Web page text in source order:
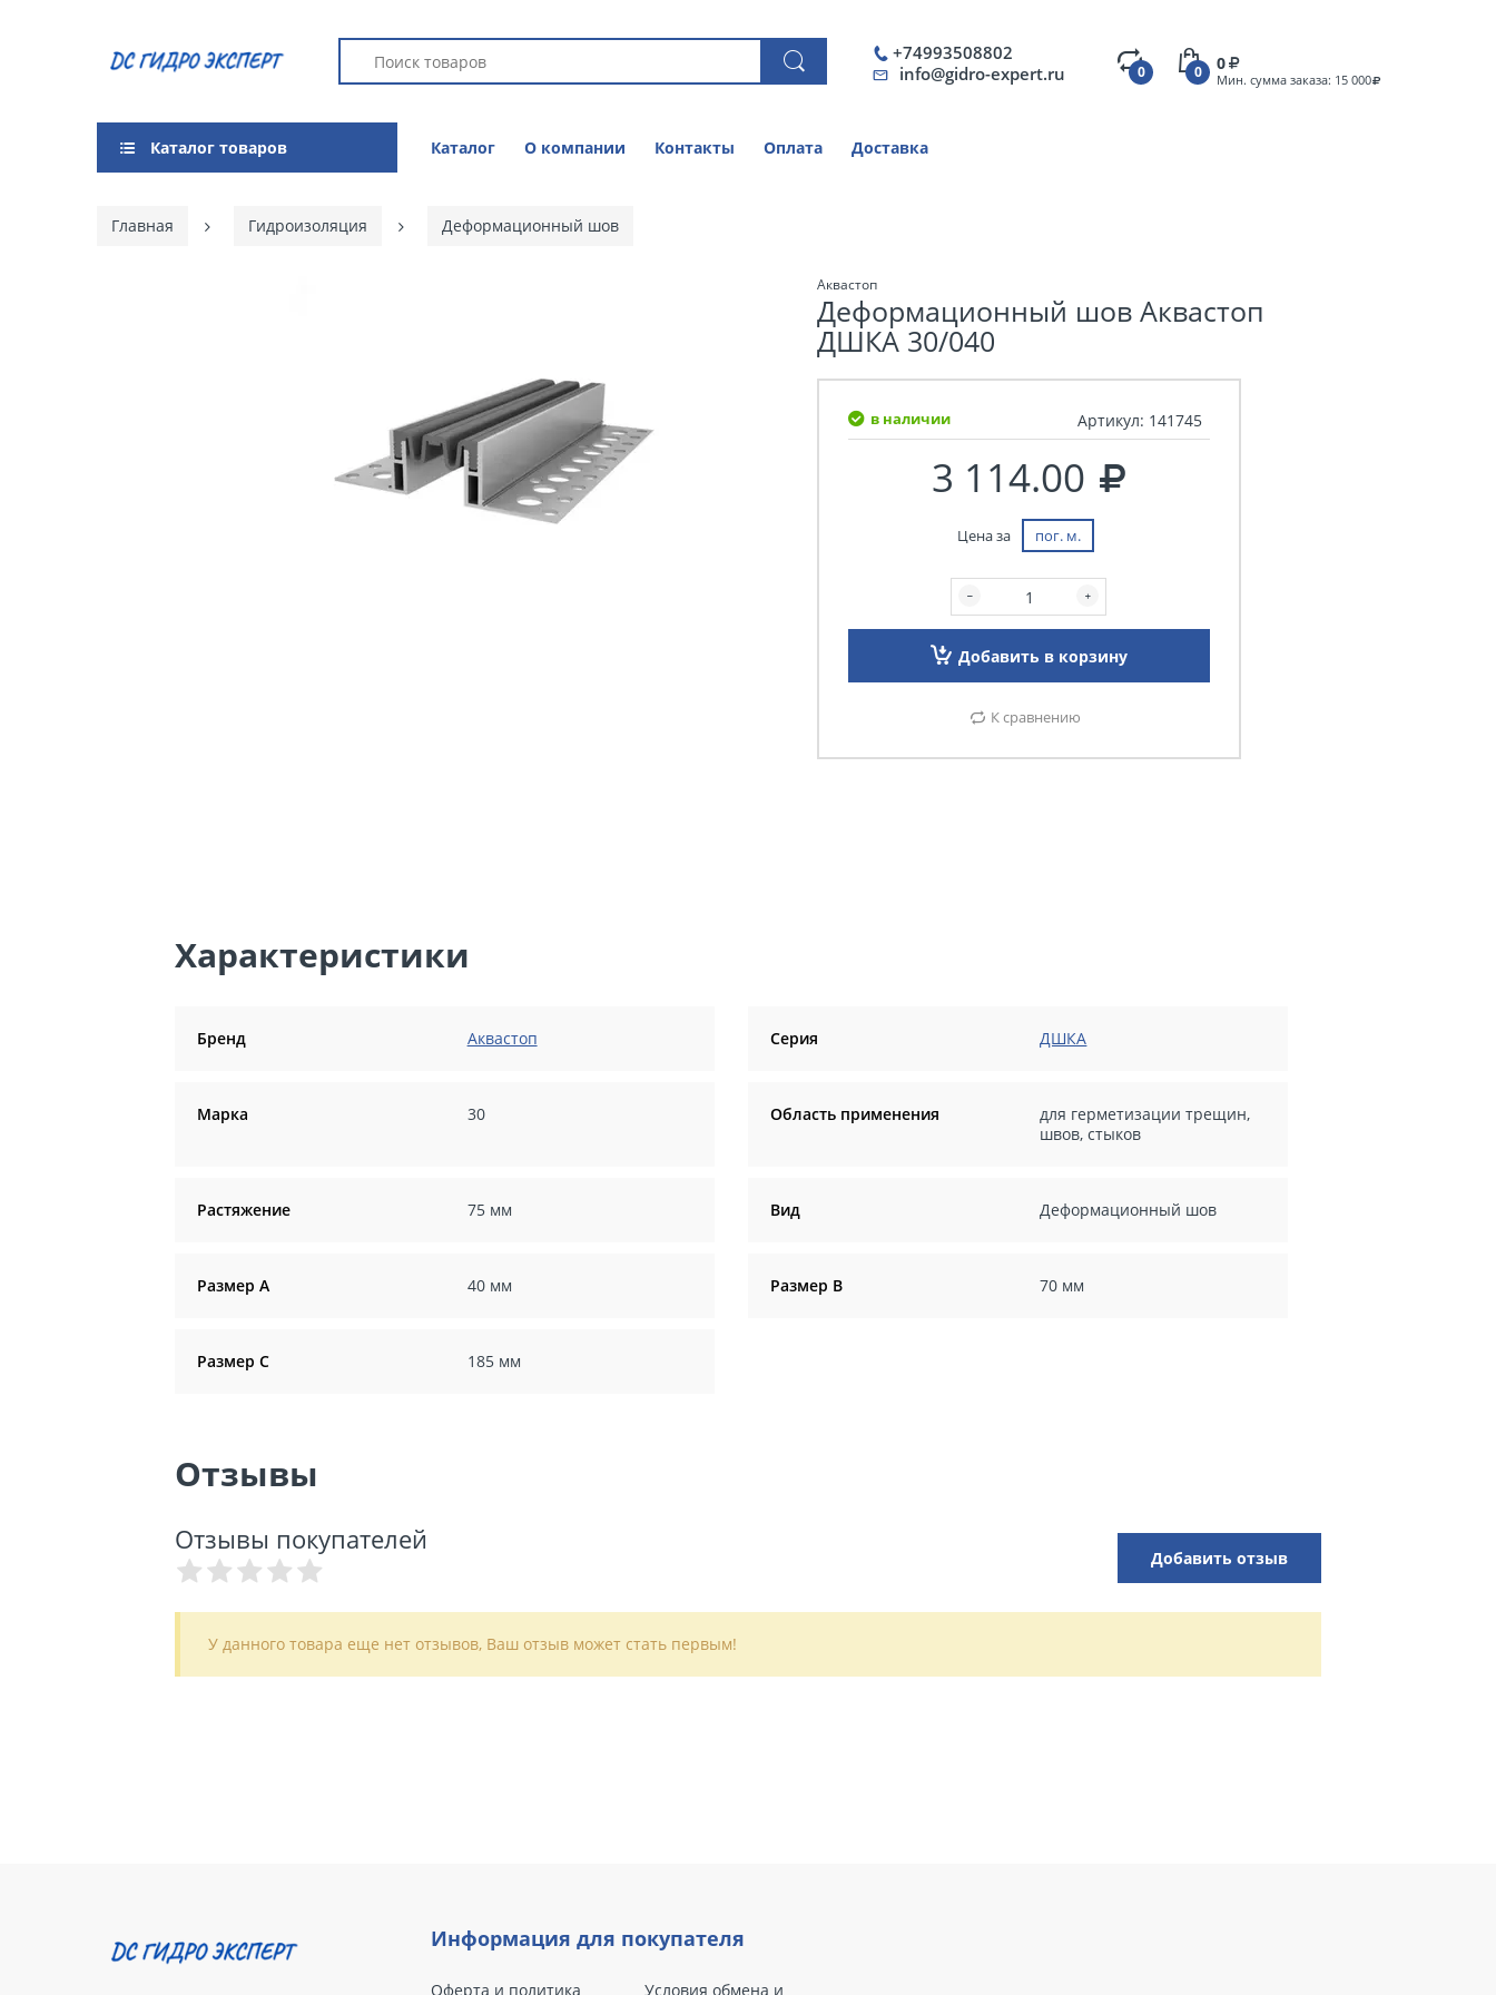
+74993508802
info@gidro-expert.ru
0 0 0
Мин. сумма заказа: 15 000
Каталог товаров Каталог О компании Контакты Оплата Доставка
Главная Гидроизоляция Деформационный шов
Аквастоп
Деформационный шов Аквастоп
ДШКА 30/040
в наличии Артикул: 141745
3 114.00
Цена за пог. м.
Добавить в корзину
К сравнению
Характеристики
Бренд Аквастоп Серия ДШКА
Марка 30 Область применения
для герметизации трещин,
швов, стыков
Растяжение 75 мм Вид Деформационный шов
Размер А 40 мм Размер В 70 мм
Размер С 185 мм
Отзывы
Отзывы покупателей
Добавить отзыв
У данного товара еще нет отзывов, Ваш отзыв может стать первым!
Информация для покупателя
Оферта и политика Условия обмена и